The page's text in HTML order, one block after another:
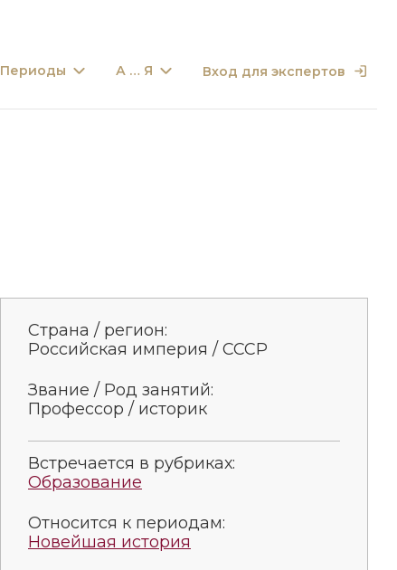
Периоды А … Я Вход для экспертов
Страна / регион:
Российская империя / СССР
Звание / Род занятий:
Профессор / историк
Встречается в рубриках:
Образование
Относится к периодам:
Новейшая история